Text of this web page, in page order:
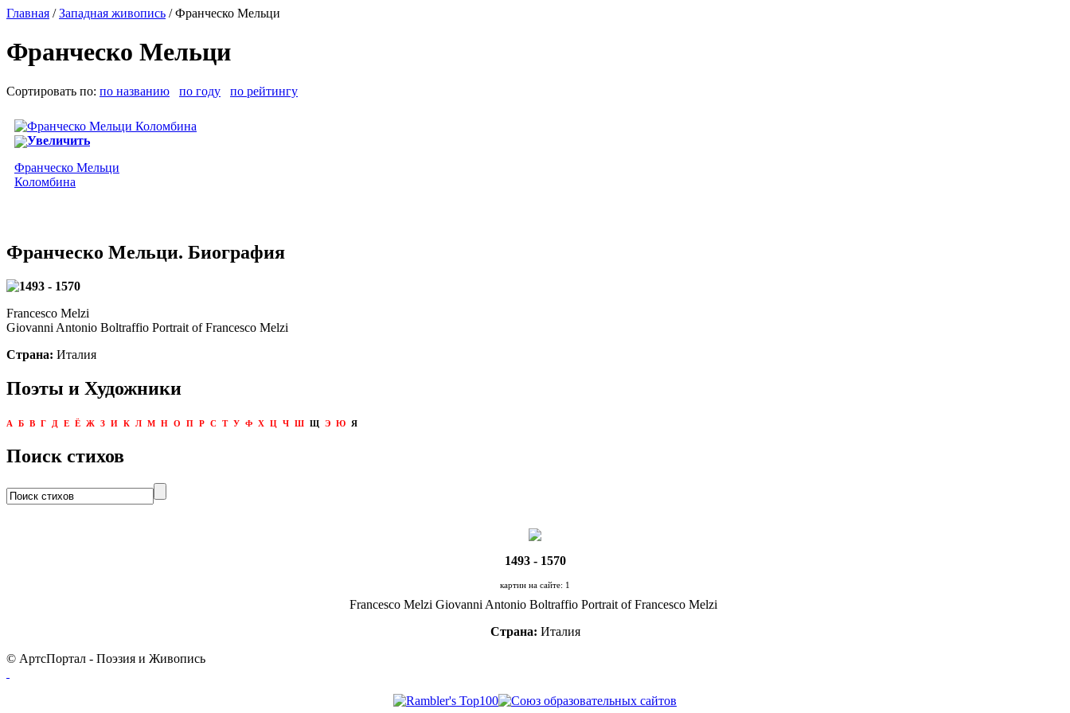
Главная /Западная живопись / Франческо Мельци
Франческо Мельци
Сортировать по: по названию по году по рейтингу
Увеличить
Франческо Мельци
Коломбина
Франческо Мельци. Биография
1493 - 1570
Francesco Melzi
Giovanni Antonio Boltraffio Portrait of Francesco Melzi
Страна: Италия
Поэты и Художники
А Б В Г Д Е Ё Ж З И К Л М Н О П Р С Т У Ф Х Ц Ч Ш Щ Э Ю Я
Поиск стихов
1493 - 1570
картин на сайте: 1
Francesco Melzi Giovanni Antonio Boltraffio Portrait of Francesco Melzi
Страна: Италия
© АртсПортал - Поэзия и Живопись